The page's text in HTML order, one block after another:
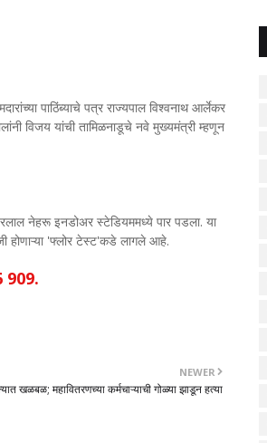
पाठिंब्याचे पत्र राज्यपाल विश्वनाथ आर्लेकर
विजय यांची तामिळनाडूचे नवे मुख्यमंत्री म्हणून
नेहरू इनडोअर स्टेडियममध्ये पार पडला. या
होणाऱ्या 'फ्लोर टेस्ट'कडे लागले आहे.
909.
NEWER
खळबळ; महावितरणच्या कर्मचाऱ्याची गोळ्या झाडून हत्या